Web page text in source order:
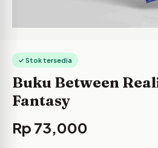
✓ Stok tersedia
Buku Between
Fantasy
Rp 73,000